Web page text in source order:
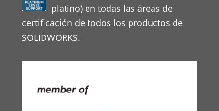
platino) en todas las áreas de
certificación de todos los productos de
SOLIDWORKS.